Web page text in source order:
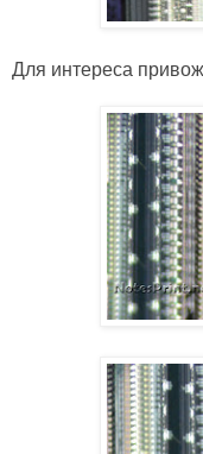
Для интереса